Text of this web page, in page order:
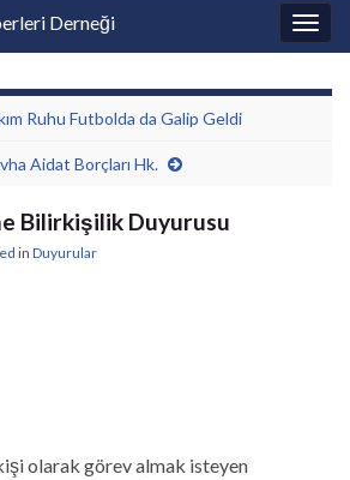
Derneği
Ruhu Futbolda da Galip Geldi
Aidat Borçları Hk.
Bilirkişilik Duyurusu
in Duyurular
olarak görev almak isteyen